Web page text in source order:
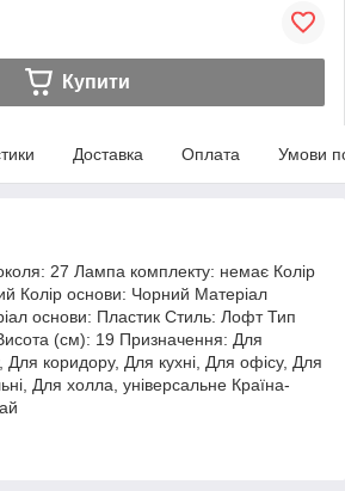
Купити
Доставка Оплата Умови
27 Лампа комплекту: немає Колір
Колір основи: Чорний Матеріал
основи: Пластик Стиль: Лофт Тип
(см): 19 Призначення: Для
Для коридору, Для кухні, Для офісу, Для
Для холла, універсальне Країна-